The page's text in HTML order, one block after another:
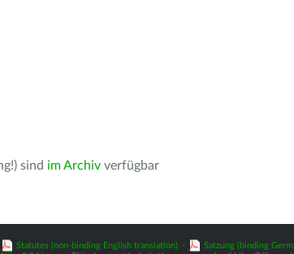
sind im Archiv verfügbar
Statutes (non-binding English translation) - Satzung (binding